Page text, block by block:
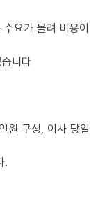
요가 몰려 비용이
니다
원 구성, 이사 당일
.